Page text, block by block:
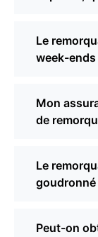
Le
week-
Mon
de
Le
Peut-on